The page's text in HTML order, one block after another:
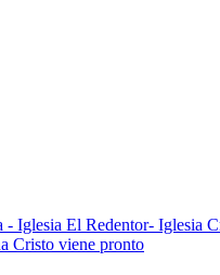
Cristo viene pronto